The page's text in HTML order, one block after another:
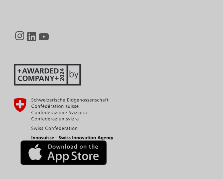
Instagram
LinkedIn